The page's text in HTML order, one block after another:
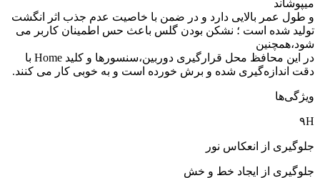
میپوشاند
و طول عمر بالایی دارد و در ضمن با خاصیت عدم جذب اثر انگشت
تولید شده است ؛ نشکن بودن گلس باعث حس اطمینان کاربر می
شود،همچنین
در این محافظ محل قرارگیری دوربین،سنسورها و کلید Home با
دقت اندازه‌گیری شده و برش خورده است و به خوبی کار می کنند.
ویژگی‌ها
۹H
جلوگیری از انعکاس نور
جلوگیری از ایجاد خط و خش